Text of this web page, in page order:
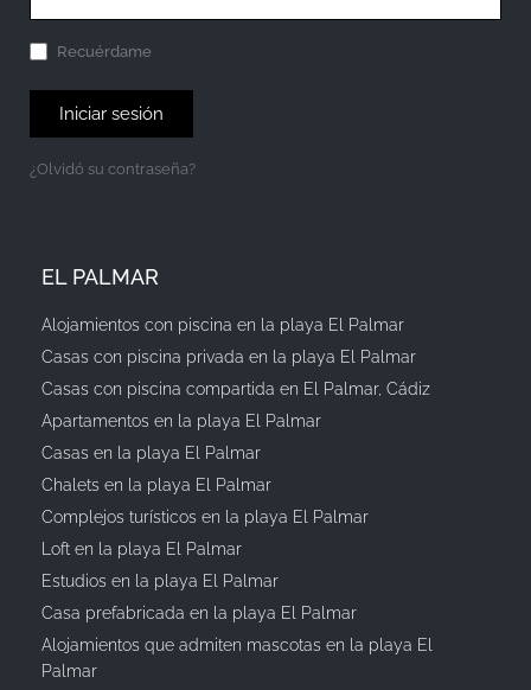
Recuérdame
Iniciar sesión
¿Olvidó su contraseña?
EL PALMAR
Alojamientos con piscina en la playa El Palmar
Casas con piscina privada en la playa El Palmar
Casas con piscina compartida en El Palmar, Cádiz
Apartamentos en la playa El Palmar
Casas en la playa El Palmar
Chalets en la playa El Palmar
Complejos turísticos en la playa El Palmar
Loft en la playa El Palmar
Estudios en la playa El Palmar
Casa prefabricada en la playa El Palmar
Alojamientos que admiten mascotas en la playa El
Palmar